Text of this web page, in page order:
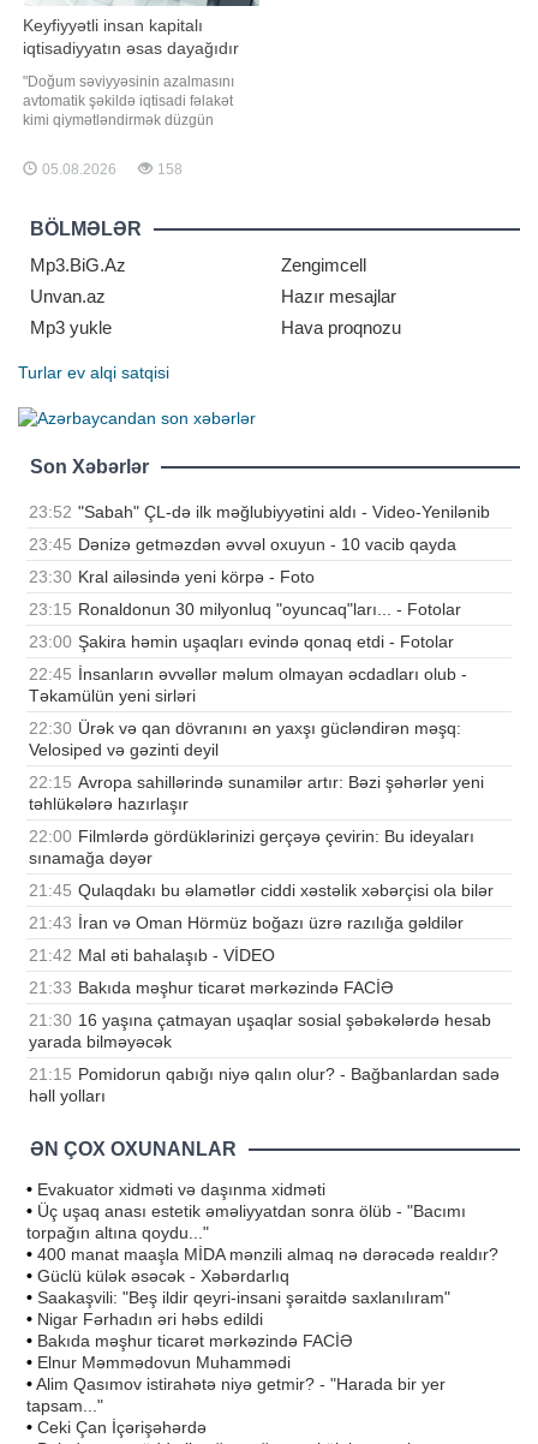
Keyfiyyətli insan kapitalı
iqtisadiyyatın əsas dayağıdır
"Doğum səviyyəsinin azalmasını
avtomatik şəkildə iqtisadi fəlakət
kimi qiymətləndirmək düzgün
dövlətlərin inkişaf səviyyəsi təkcə
əhalinin sayı ilə deyil, insan
potensialı və əmək məhsuldarlığı ilə
müəyyən olunur. Buna görə də əsa
05.08.2026 158
BÖLMƏLƏR
Mp3.BiG.Az
Zengimcell
Unvan.az
Hazır mesajlar
Mp3 yukle
Hava proqnozu
Turlar ev alqi satqisi
Son Xəbərlər
23:52 "Sabah" ÇL-də ilk məğlubiyyətini aldı - Video-Yenilənib
23:45 Dənizə getməzdən əvvəl oxuyun - 10 vacib qayda
23:30 Kral ailəsində yeni körpə - Foto
23:15 Ronaldonun 30 milyonluq "oyuncaq"ları... - Fotolar
23:00 Şakira həmin uşaqları evində qonaq etdi - Fotolar
22:45 İnsanların əvvəllər məlum olmayan əcdadları olub -
Təkamülün yeni sirləri
22:30 Ürək və qan dövranını ən yaxşı gücləndirən məşq:
Velosiped və gəzinti deyil
22:15 Avropa sahillərində sunamilər artır: Bəzi şəhərlər yeni
təhlükələrə hazırlaşır
22:00 Filmlərdə gördüklərinizi gerçəyə çevirin: Bu ideyaları
sınamağa dəyər
21:45 Qulaqdakı bu əlamətlər ciddi xəstəlik xəbərçisi ola bilər
21:43 İran və Oman Hörmüz boğazı üzrə razılığa gəldilər
21:42 Mal əti bahalaşıb - VİDEO
21:33 Bakıda məşhur ticarət mərkəzində FACİƏ
21:30 16 yaşına çatmayan uşaqlar sosial şəbəkələrdə hesab
yarada bilməyəcək
21:15 Pomidorun qabığı niyə qalın olur? - Bağbanlardan sadə
həll yolları
ƏN ÇOX OXUNANLAR
• Evakuator xidməti və daşınma xidməti
• Üç uşaq anası estetik əməliyyatdan sonra ölüb - "Bacımı
torpağın altına qoydu..."
• 400 manat maaşla MİDA mənzili almaq nə dərəcədə realdır?
• Güclü külək əsəcək - Xəbərdarlıq
• Saakaşvili: "Beş ildir qeyri-insani şəraitdə saxlanılıram"
• Nigar Fərhadın əri həbs edildi
• Bakıda məşhur ticarət mərkəzində FACİƏ
• Elnur Məmmədovun Muhammədi
•Alim Qasımov istirahətə niyə getmir? - "Harada bir yer
tapsam..."
• Ceki Çan İçərişəhərdə